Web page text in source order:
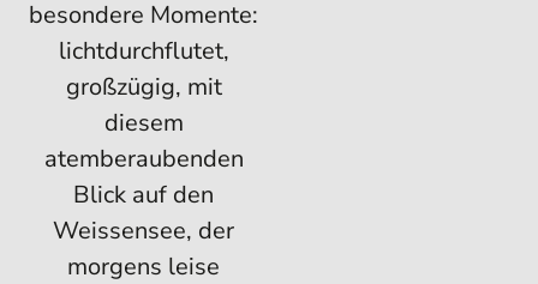
besondere Momente:
lichtdurchflutet,
großzügig, mit
diesem
atemberaubenden
Blick auf den
Weissensee, der
morgens leise